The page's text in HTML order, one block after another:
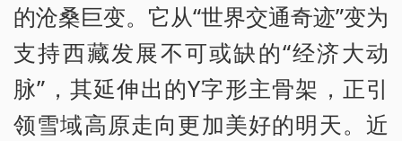
的沧桑巨变。它从“世界交通奇迹”变为
支持西藏发展不可或缺的“经济大动
脉”，其延伸出的Y字形主骨架，正引
领雪域高原走向更加美好的明天。近